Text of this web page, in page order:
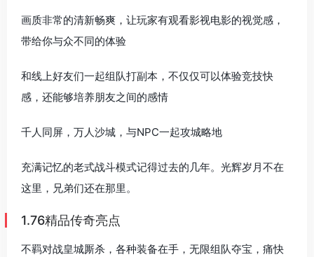
画质非常的清新畅爽，让玩家有观看影视电影的视觉感，
带给你与众不同的体验
和线上好友们一起组队打副本，不仅仅可以体验竞技快
感，还能够培养朋友之间的感情
千人同屏，万人沙城，与NPC一起攻城略地
充满记忆的老式战斗模式记得过去的几年。光辉岁月不在
这里，兄弟们还在那里。
1.76精品传奇亮点
不羁对战皇城厮杀，各种装备在手，无限组队夺宝，痛快